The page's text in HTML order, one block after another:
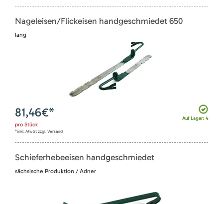
Nageleisen/Flickeisen handgeschmiedet 650
lang
Auf Lager: 4
81,46€*
pro Stück
*inkl. MwSt zzgl. Versand
Schieferhebeeisen handgeschmiedet
sächsische Produktion / Adner